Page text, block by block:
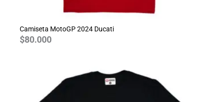
Camiseta MotoGP 2024 Ducati
$80.000